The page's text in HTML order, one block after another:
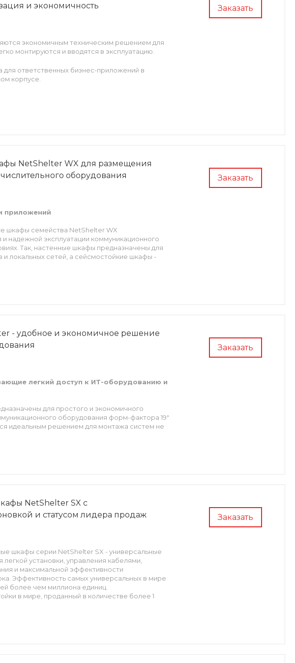
Заказать
и экономичность
экономичным техническим решением для
монтируются и вводятся в эксплуатацию.
для ответственных бизнес-приложений в
корпусе.
Заказать
NetShelter WX для размещения
оборудования
приложений
шкафы семейства NetShelter WX
надежной эксплуатации коммуникационного
Так, настенные шкафы предназначены для
и локальных сетей, а сейсмостойкие шкафы -
Заказать
- удобное и экономичное решение
легкий доступ к ИТ-оборудованию и
для простого и экономичного
оборудования форм-фактора 19"
идеальным решением для монтажа систем не
Заказать
NetShelter SX с
и статусом лидера продаж
шкафы серии NetShelter SX - универсальные
установки, управления кабелями,
и максимальной эффективности
Эффективность самых универсальных в мире
более чем миллиона единиц.
в мире, проданный в количестве более 1